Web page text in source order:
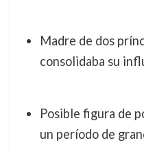
Madre de dos
consolidaba su
Posible figura de
un período de